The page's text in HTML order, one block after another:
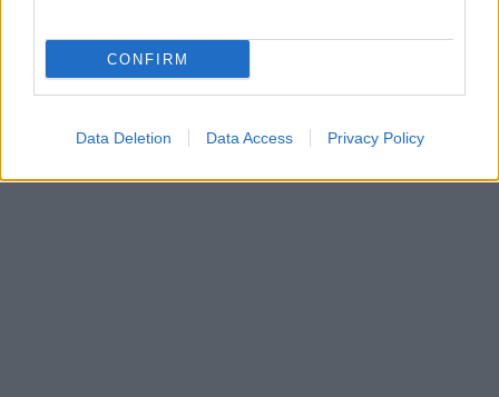
CONFIRM
Data Deletion Data Access Privacy Policy